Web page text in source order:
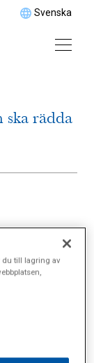
Svenska
ska rädda
att utföra
stora
minska
du till lagring av